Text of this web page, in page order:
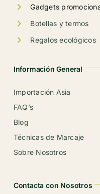
Gadgets
Botellas y termos
Regalos ecológicos
Información General
Importación Asia
FAQ’s
Blog
Técnicas de Marcaje
Sobre Nosotros
Contacta con Nosotros